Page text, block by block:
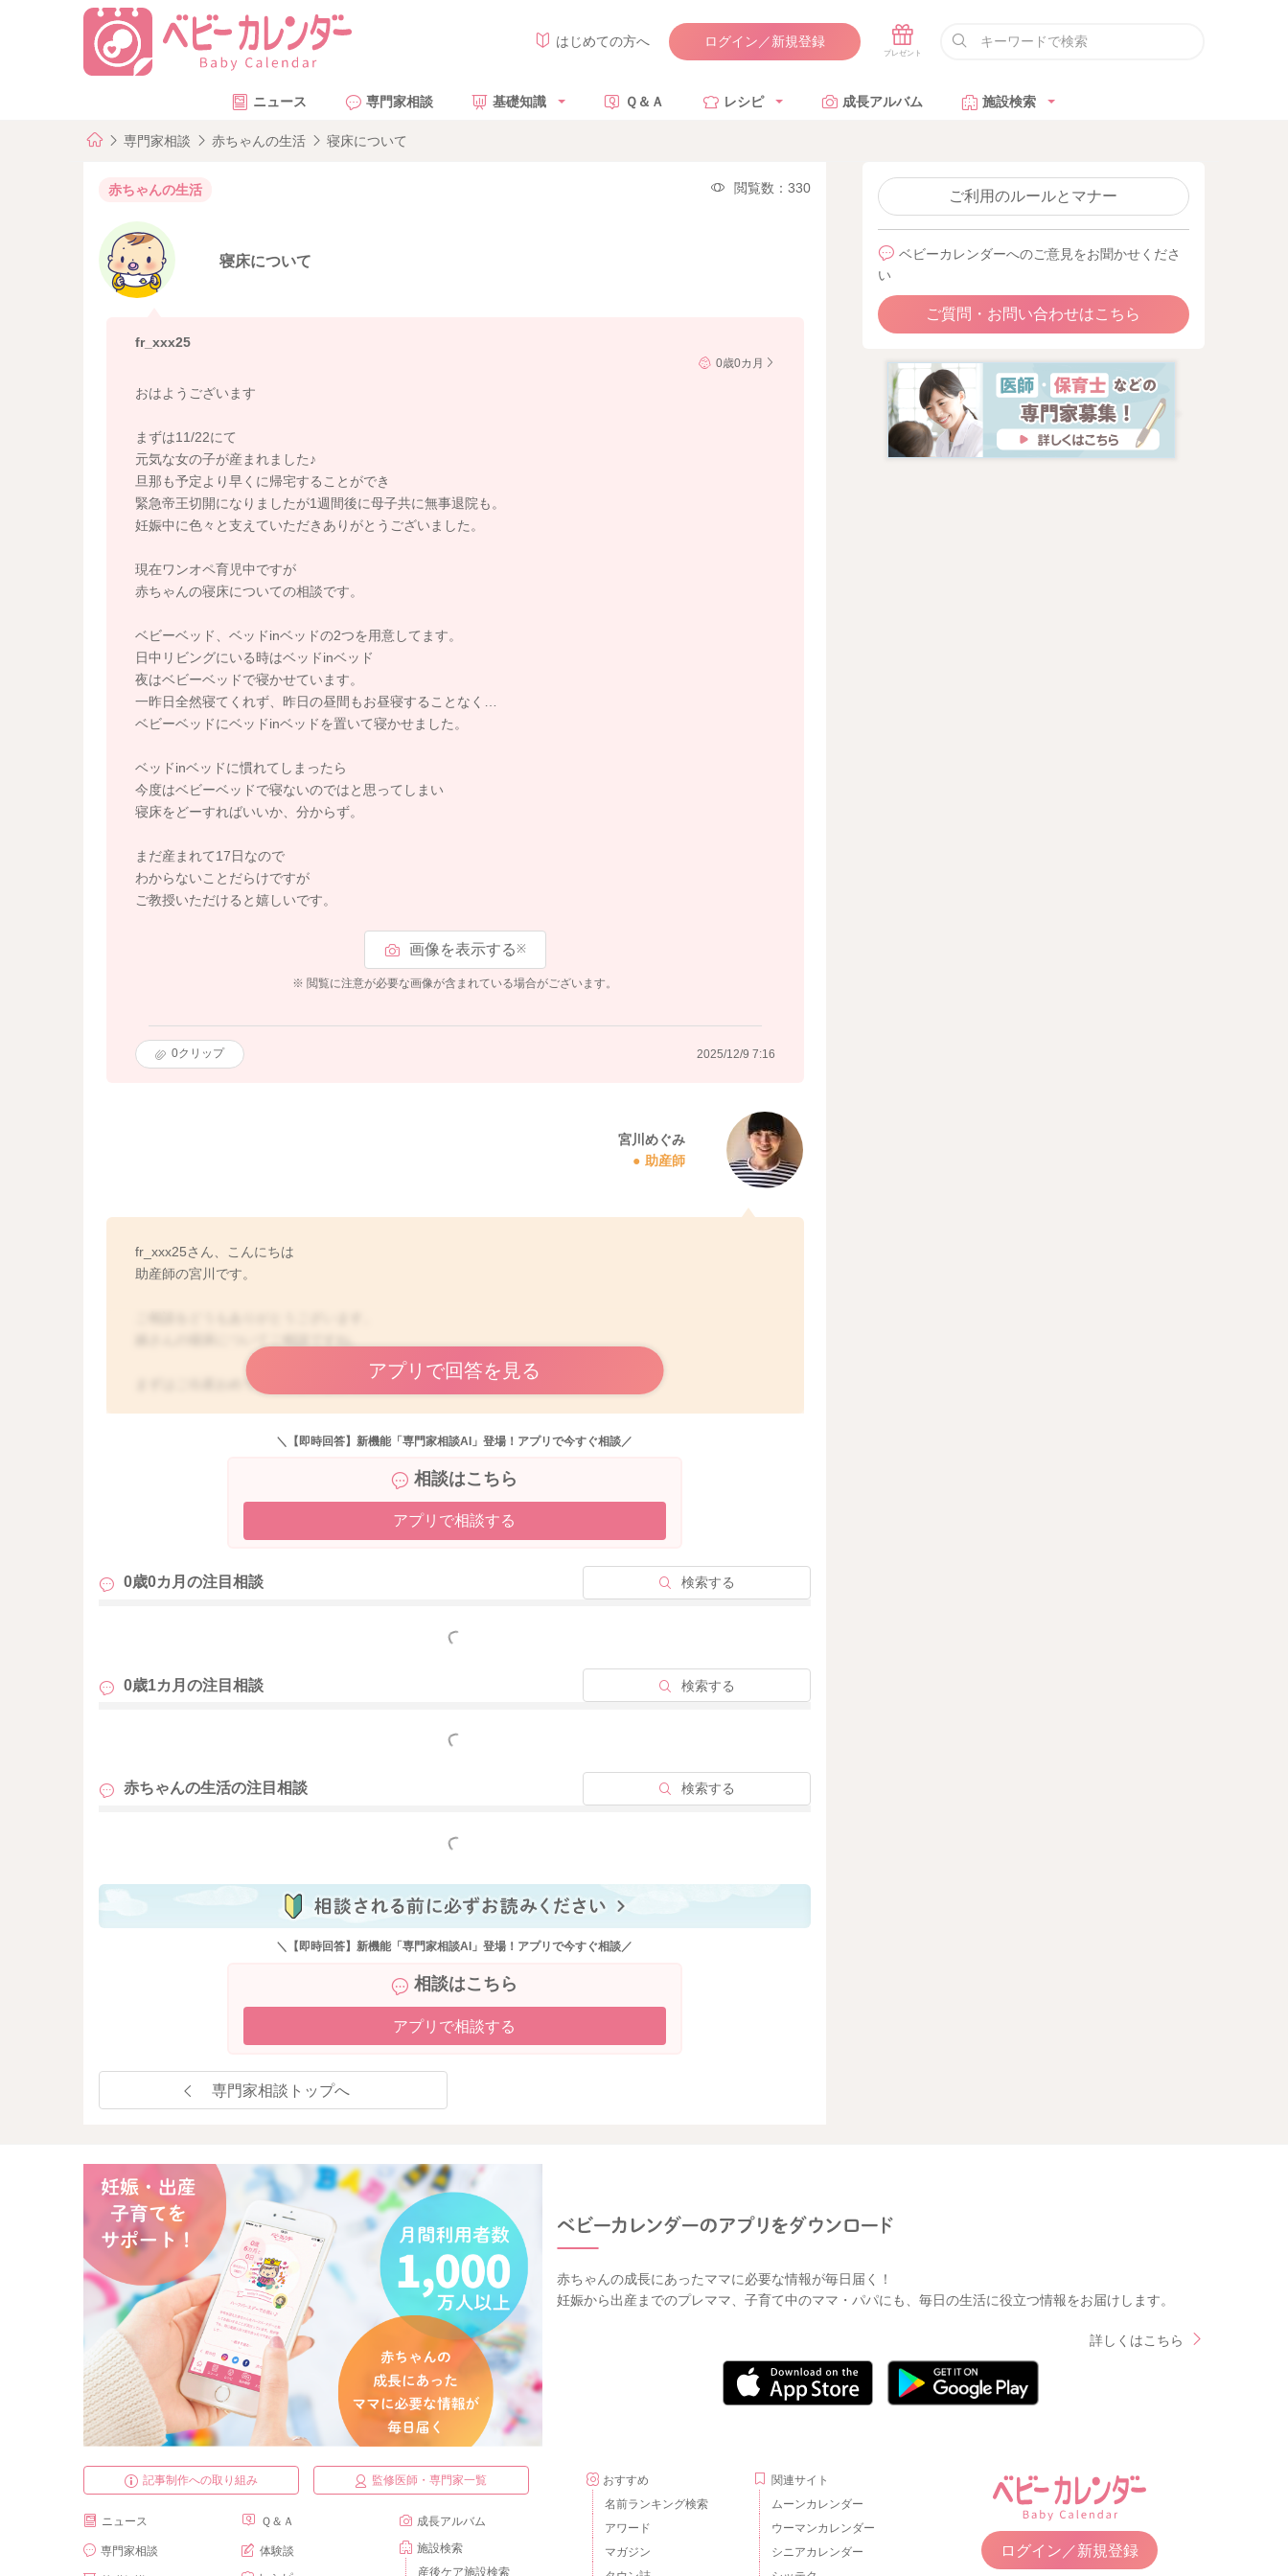
はじめての方へ ログイン／新規登録
ニュース 専門家相談 基礎知識 Ｑ＆Ａ レシピ 成長アルバム 施設検索
専門家相談 赤ちゃんの生活 寝床について
赤ちゃんの生活 閲覧数：330
寝床について
fr_xxx25
0歳0カ月
おはようございます
まずは11/22にて
元気な女の子が産まれました♪
旦那も予定より早くに帰宅することができ
緊急帝王切開になりましたが1週間後に母子共に無事退院も。
妊娠中に色々と支えていただきありがとうございました。
現在ワンオペ育児中ですが
赤ちゃんの寝床についての相談です。
ベビーベッド、ベッドinベッドの2つを用意してます。
日中リビングにいる時はベッドinベッド
夜はベビーベッドで寝かせています。
一昨日全然寝てくれず、昨日の昼間もお昼寝することなく…
ベビーベッドにベッドinベッドを置いて寝かせました。
ベッドinベッドに慣れてしまったら
今度はベビーベッドで寝ないのではと思ってしまい
寝床をどーすればいいか、分からず。
まだ産まれて17日なので
わからないことだらけですが
ご教授いただけると嬉しいです。
画像を表示する※
※ 閲覧に注意が必要な画像が含まれている場合がございます。
0クリップ 2025/12/9 7:16
宮川めぐみ
助産師
fr_xxx25さん、こんにちは
助産師の宮川です。
まずはご出産おめでとうございます☺︎
上体を少し起こし気味な体勢で休めるようになることから、楽なのかなと思いました。
赤ちゃんはまだ大人のように背骨がしっかりとS字のラインにはなっていません。
そのためフラットなところで寝るのが苦手なこともあります。
ベビーベッドの上でも、授乳クッションや丸めたバスタオルの上に頭を乗せてみて、お膝の裏にもバスタ
そうするともう少し眠ってくれることはないかなと思いました。
顎がお胸にくっつき過ぎないように、角度に気をつけていただけるといいですよ。
アプリで回答を見る
＼【即時回答】新機能「専門家相談AI」登場！アプリで今すぐ相談／
相談はこちら
アプリで相談する
0歳0カ月の注目相談 検索する
もっと見る
0歳1カ月の注目相談 検索する
もっと見る
赤ちゃんの生活の注目相談 検索する
もっと見る
＼【即時回答】新機能「専門家相談AI」登場！アプリで今すぐ相談／
相談はこちら
アプリで相談する
専門家相談トップへ
ご利用のルールとマナー
ベビーカレンダーへのご意見をお聞かせくださ
い
ご質問・お問い合わせはこちら
赤ちゃんの成長にあったママに必要な情報が毎日届く！
妊娠から出産までのプレママ、子育て中のママ・パパにも、毎日の生活に役立つ情報をお届けします。
詳しくはこちら
記事制作への取り組み 監修医師・専門家一覧
ニュース
専門家相談
Ｑ＆Ａ
体験談
成長アルバム
施設検索
産後ケア施設検索
おすすめ
名前ランキング検索
アワード
マガジン
関連サイト
ムーンカレンダー
ウーマンカレンダー
シニアカレンダー
ログイン／新規登録